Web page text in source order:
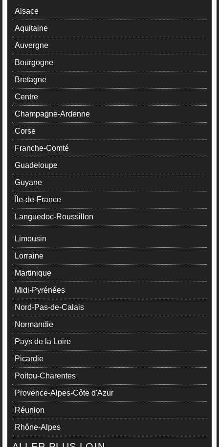
Alsace
Aquitaine
Auvergne
Bourgogne
Bretagne
Centre
Champagne-Ardenne
Corse
Franche-Comté
Guadeloupe
Guyane
Île-de-France
Languedoc-Roussillon
Limousin
Lorraine
Martinique
Midi-Pyrénées
Nord-Pas-de-Calais
Normandie
Pays de la Loire
Picardie
Poitou-Charentes
Provence-Alpes-Côte d'Azur
Réunion
Rhône-Alpes